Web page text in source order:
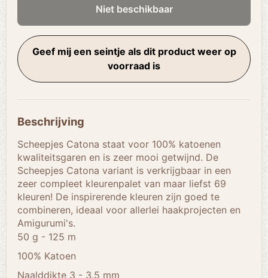
Niet beschikbaar
Geef mij een seintje als dit product weer op
voorraad is
Beschrijving
Scheepjes Catona staat voor 100% katoenen
kwaliteitsgaren en is zeer mooi getwijnd. De
Scheepjes Catona variant is verkrijgbaar in een
zeer compleet kleurenpalet van maar liefst 69
kleuren! De inspirerende kleuren zijn goed te
combineren, ideaal voor allerlei haakprojecten en
Amigurumi's.
50 g - 125 m
100% Katoen
Naalddikte 3 - 3.5 mm